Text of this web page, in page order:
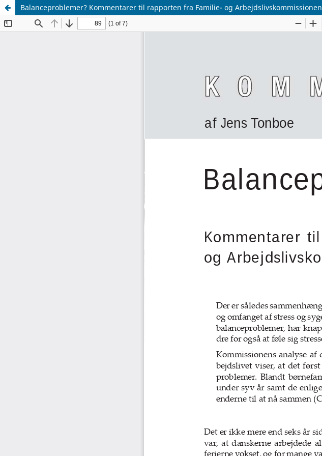
Balanceproblemer? Kommentarer til rapporten fra Familie- og Arbejdslivskommissionen